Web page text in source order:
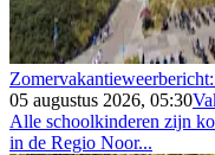
05 augustus 2026, 05:30
Alle schoolkinderen zijn
in de Regio Noor...